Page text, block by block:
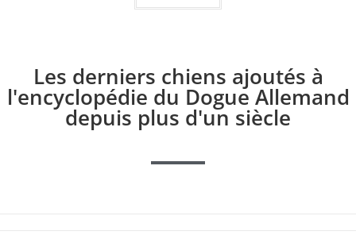
Les derniers chiens ajoutés à
l'encyclopédie du Dogue Allemand
depuis plus d'un siècle